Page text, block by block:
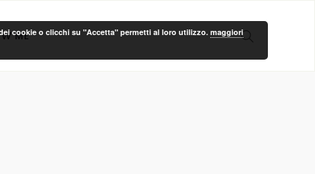
ME
cookie o clicchi su "Accetta" permetti al loro utilizzo. maggiori